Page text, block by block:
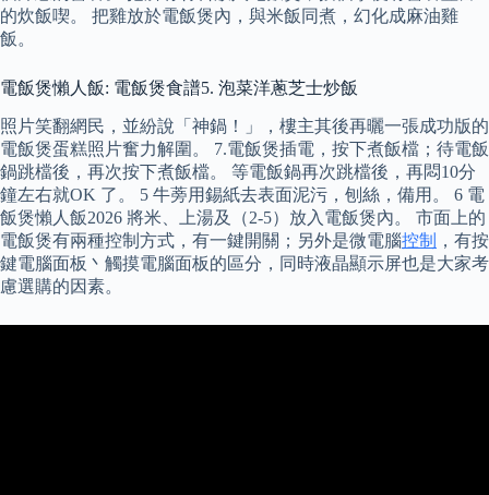
的炊飯喫。 把雞放於電飯煲內，與米飯同煮，幻化成麻油雞
飯。
電飯煲懶人飯: 電飯煲食譜5. 泡菜洋蔥芝士炒飯
照片笑翻網民，並紛說「神鍋！」，樓主其後再曬一張成功版的
電飯煲蛋糕照片奮力解圍。 7.電飯煲插電，按下煮飯檔；待電飯
鍋跳檔後，再次按下煮飯檔。 等電飯鍋再次跳檔後，再悶10分
鐘左右就OK 了。 5 牛蒡用錫紙去表面泥污，刨絲，備用。 6 電
飯煲懶人飯2026 將米、上湯及（2-5）放入電飯煲內。 市面上的
電飯煲有兩種控制方式，有一鍵開關；另外是微電腦控制
，有按
鍵電腦面板丶觸摸電腦面板的區分，同時液晶顯示屏也是大家考
慮選購的因素。